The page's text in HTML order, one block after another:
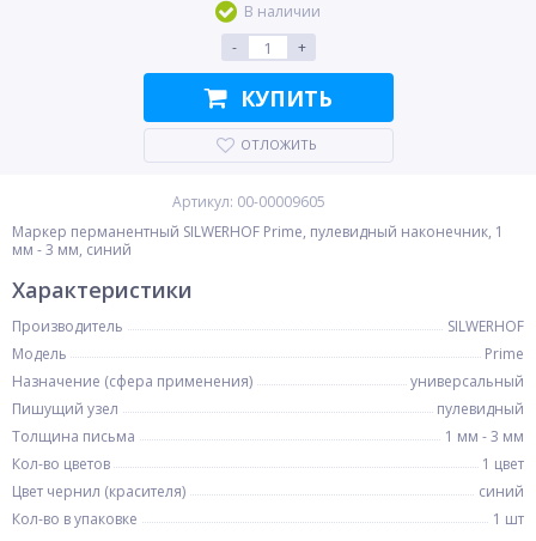
В наличии
-
+
КУПИТЬ
ОТЛОЖИТЬ
Артикул: 00-00009605
Маркер перманентный SILWERHOF Prime, пулевидный наконечник, 1
мм - 3 мм, синий
Характеристики
Производитель
SILWERHOF
Модель
Prime
Назначение (сфера применения)
универсальный
Пишущий узел
пулевидный
Толщина письма
1 мм - 3 мм
Кол-во цветов
1 цвет
Цвет чернил (красителя)
синий
Кол-во в упаковке
1 шт